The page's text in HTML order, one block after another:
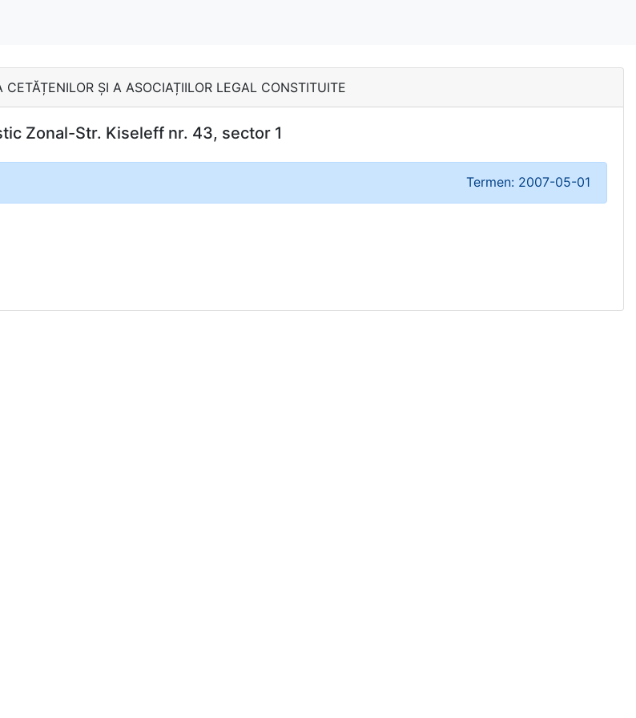
ȘI A ASOCIAȚIILOR LEGAL CONSTITUITE
Zonal-Str. Kiseleff nr. 43, sector 1
Termen: 2007-05-01